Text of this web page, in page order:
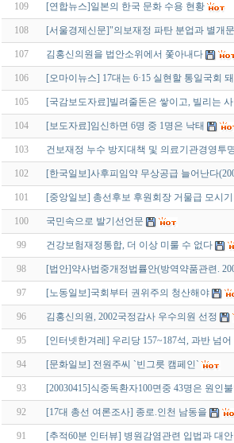
109 [연합뉴스]일본의 한국 문화 수용 현황
108 [서울경제신문]"의보재정 파탄 분업과 별개
107 김홍신의원을 법안소위에서 쫓아내다
106 [오마이뉴스] 17대는 6·15 실현할 통일국회
105 [국감보도자료]빌려줄돈은 쌓이고, 빌리는
104 [보도자료]임신하면 6명 중 1명은 낙태
103 건보재정 누수 방지대책 및 의료기관경영투
102 [한국일보]사후피임약 무상공급 늘어난다
101 [중앙일보] 총선후보 후원회장 거물급 모시
100 국민속으로 발기선언문
99 건강보험재정통합, 더 이상 미룰 수 없다
98 [법안]약사법중개정법률안(방역약품관련.
97 [노동일보]국회부터 권위주의 청산해야
96 김홍신의원, 2002국정감사 우수의원 선정
95 [인터넷한겨레] 우리당 157~187석, 과반 넘
94 [문화일보] 전원주씨 `빈그릇 캠페인`
93 [20030415]식중독환자100면중 43명은 원인
92 [17대 총선 여론조사] 종로.인천 남동을
91 [추적60분 인터뷰] 병원감염관련 입법과 대